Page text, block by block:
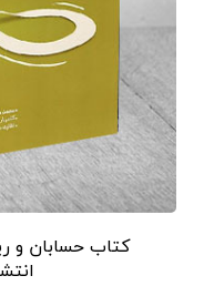
کتاب حسابان و